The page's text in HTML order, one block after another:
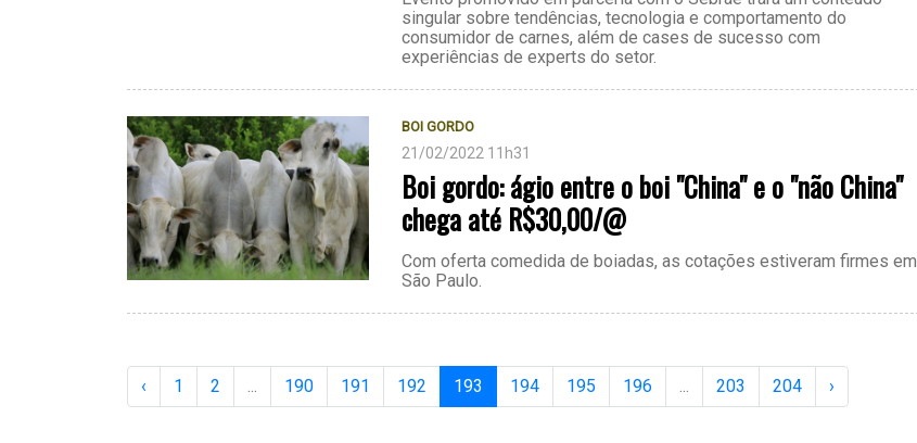
singular sobre tendências, tecnologia e comportamento do
consumidor de carnes, além de cases de sucesso com
experiências de experts do setor.
BOI GORDO
21/02/2022 11h31
Boi gordo: ágio entre o boi "China" e o "não China"
chega até R$30,00/@
Com oferta comedida de boiadas, as cotações estiveram firmes em
São Paulo.
‹ 1 2 ... 190 191 192 193 194 195 196 ... 203 204 ›